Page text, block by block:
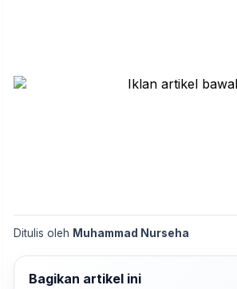
Ditulis oleh Muhammad Nurseha
Bagikan artikel ini